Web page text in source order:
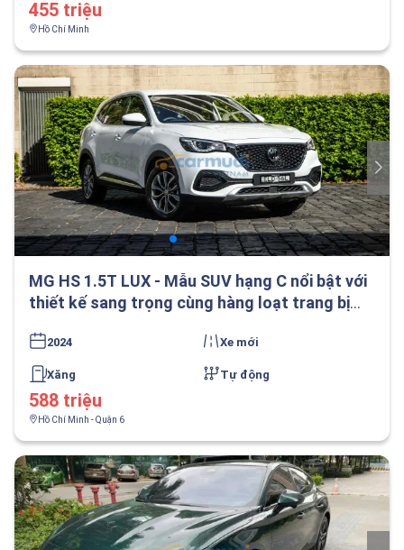
455 triệu
Hồ Chí Minh
MG HS 1.5T LUX - Mẫu SUV hạng C nổi bật với
thiết kế sang trọng cùng hàng loạt trang bị
2024 Xe mới
Xăng Tự động
588 triệu
Hồ Chí Minh - Quận 6